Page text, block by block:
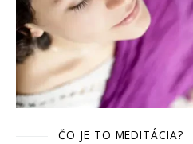
ČO JE TO MEDITÁCIA?